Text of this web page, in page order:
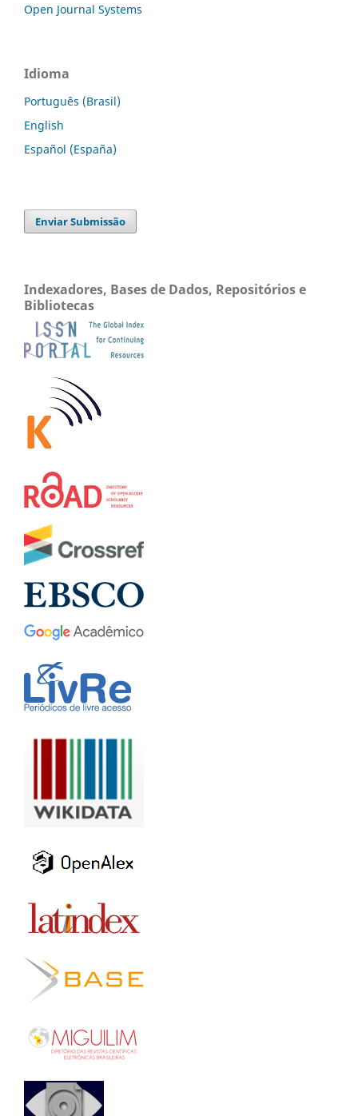
Open Journal Systems
Idioma
Português (Brasil)
English
Español (España)
Enviar Submissão
Indexadores, Bases de Dados, Repositórios e
Bibliotecas